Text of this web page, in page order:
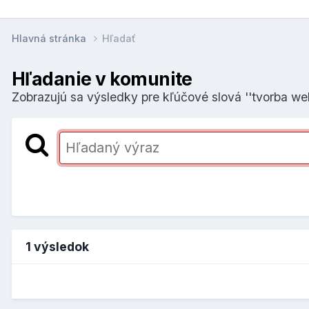
Hlavná stránka Hľadať
Hľadanie v komunite
Zobrazujú sa výsledky pre kľúčové slová ''tvorba
1 výsledok